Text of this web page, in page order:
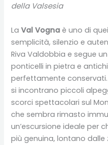
della Valsesia
LaVal Vogna è uno di
semplicità, silenzio e
Riva Valdobbia e segue
ponticelli in pietra e
perfettamente
si incontrano piccoli
scorci spettacolari sul
che sembra rimasto
un’escursione ideale per
più genuina, lontano